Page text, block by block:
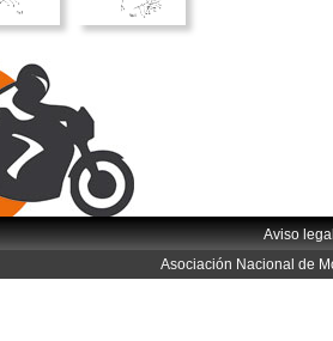
Aviso
Asociación Nacional de